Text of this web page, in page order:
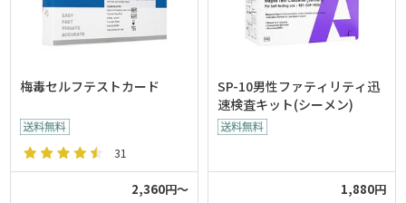
梅毒セルフテストカード
31
2,360円～
SP-10男性ファティリティ迅
速検査キット(シーメン)
1,880円